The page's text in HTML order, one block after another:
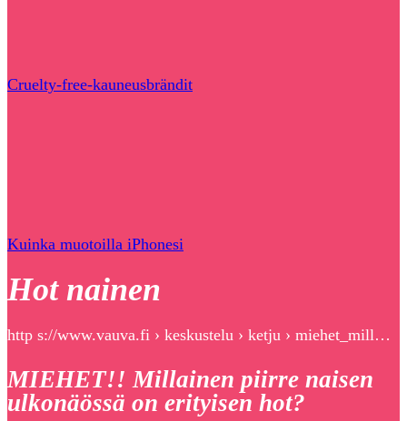
Cruelty-free-kauneusbrändit
Kuinka muotoilla iPhonesi
Hot nainen
http s://www.vauva.fi › keskustelu › ketju › miehet_mill…
MIEHET!! Millainen piirre naisen
ulkonäössä on erityisen hot?